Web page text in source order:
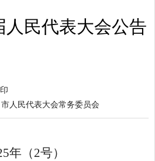
人民代表大会公告
市人民代表大会常务委员会
年（2号）